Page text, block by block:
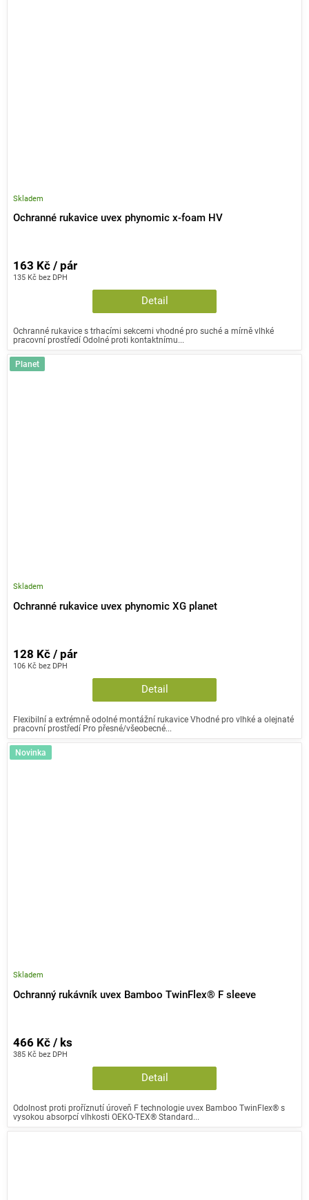
Ochranné rukavice uvex phynomic x-foam HV
Skladem
135 Kč bez DPH
163 Kč / pár
Detail
Ochranné rukavice s trhacími sekcemi vhodné pro suché a mírně vlhké
pracovní prostředí Odolné proti kontaktnímu...
Planet
Ochranné rukavice uvex phynomic XG planet
Skladem
106 Kč bez DPH
128 Kč / pár
Detail
Flexibilní a extrémně odolné montážní rukavice Vhodné pro vlhké a olejnaté
pracovní prostředí Pro přesné/všeobecné...
Novinka
Ochranný rukávník uvex Bamboo TwinFlex® F sleeve
Skladem
385 Kč bez DPH
466 Kč / ks
Detail
Odolnost proti proříznutí úroveň F technologie uvex Bamboo TwinFlex® s
vysokou absorpcí vlhkosti OEKO-TEX® Standard...